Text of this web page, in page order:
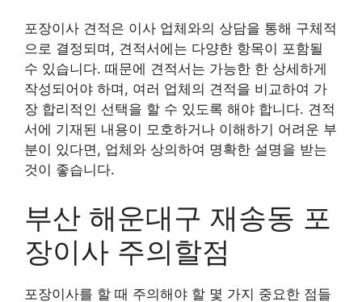
포장이사 견적은 이사 업체와의 상담을 통해 구체적
으로 결정되며, 견적서에는 다양한 항목이 포함될
수 있습니다. 때문에 견적서는 가능한 한 상세하게
작성되어야 하며, 여러 업체의 견적을 비교하여 가
장 합리적인 선택을 할 수 있도록 해야 합니다. 견적
서에 기재된 내용이 모호하거나 이해하기 어려운 부
분이 있다면, 업체와 상의하여 명확한 설명을 받는
것이 좋습니다.
부산 해운대구 재송동 포
장이사 주의할점
포장이사를 할 때 주의해야 할 몇 가지 중요한 점들